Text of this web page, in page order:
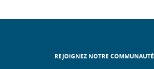
REJOIGNEZ NOTRE COMMUNAUTÉ